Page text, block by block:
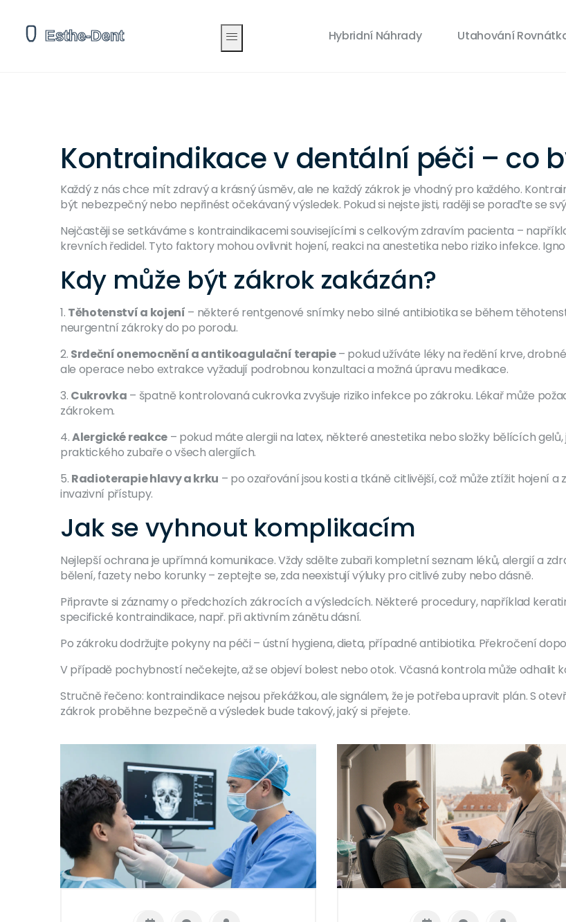
Hybridní Náhrady Utahování
Kontraindikace v dentální péči – co
Každý z nás chce mít zdravý a krásný úsměv, ale ne každý zákrok je vhodný pro každého.
být nebezpečný nebo nepřinést očekávaný výsledek. Pokud si nejste jisti, raději se poraďte se
Nejčastěji se setkáváme s kontraindikacemi souvisejícími s celkovým zdravím pacienta –
krevních ředidel. Tyto faktory mohou ovlivnit hojení, reakci na anestetika nebo riziko infekce.
Kdy může být zákrok zakázán?
1. Těhotenství a kojení – některé rentgenové snímky nebo silné antibiotika se během
neurgentní zákroky do po porodu.
2. Srdeční onemocnění a antikoagulační terapie– pokud užíváte léky na ředění krve,
ale operace nebo extrakce vyžadují podrobnou konzultaci a možná úpravu medikace.
3. Cukrovka – špatně kontrolovaná cukrovka zvyšuje riziko infekce po zákroku. Lékař může
zákrokem.
4.Alergické reakce– pokud máte alergii na latex, některé anestetika nebo složky bělících
praktického zubaře o všech alergiích.
5. Radioterapie hlavy a krku – po ozařování jsou kosti a tkáně citlivější, což může ztížit hojení
invazivní přístupy.
Jak se vyhnout komplikacím
Nejlepší ochrana je upřímná komunikace. Vždy sdělte zubaři kompletní seznam léků, alergií a
bělení, fazety nebo korunky – zeptejte se, zda neexistují výluky pro citlivé zuby nebo dásně.
Připravte si záznamy o předchozích zákrocích a výsledcích. Některé procedury, například
specifické kontraindikace, např. při aktivním zánětu dásní.
Po zákroku dodržujte pokyny na péči – ústní hygiena, dieta, případné antibiotika. Překročení
V případě pochybností nečekejte, až se objeví bolest nebo otok. Včasná kontrola může odhalit
Stručně řečeno: kontraindikace nejsou překážkou, ale signálem, že je potřeba upravit plán. S
zákrok proběhne bezpečně a výsledek bude takový, jaký si přejete.